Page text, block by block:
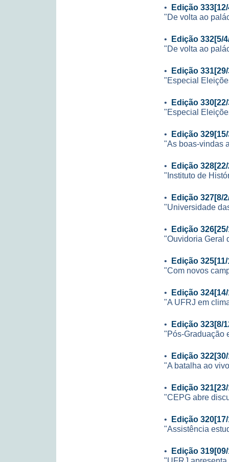
• Edição
"De volta ao
• Edição 332[5/
"De volta ao
• Edição
"Especial
• Edição
"Especial
• Edição
"As boas-vindas
• Edição
"Instituto de
• Edição 327[8/
"Universidade
• Edição
"Ouvidoria Geral
• Edição 325[11/
"Com novos
• Edição
"A UFRJ em
• Edição 323[8/
"Pós-Graduação
• Edição
"A batalha ao
• Edição
"CEPG abre
• Edição
"Assistência
• Edição